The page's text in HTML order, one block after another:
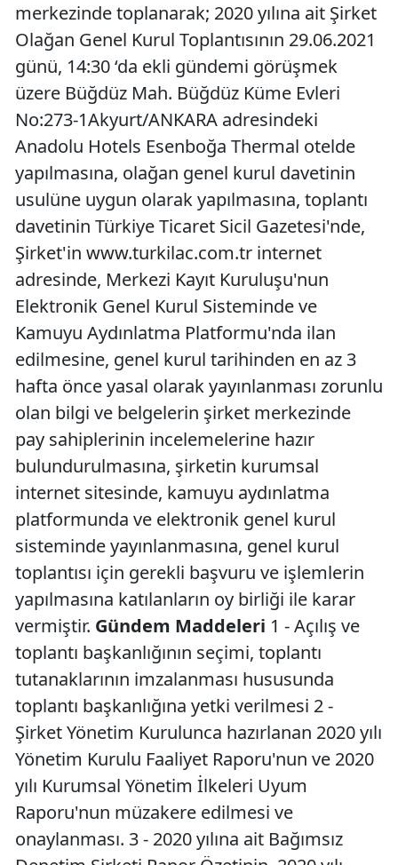
merkezinde toplanarak; 2020 yılına ait Şirket
Olağan Genel Kurul Toplantısının 29.06.2021
günü, 14:30 ‘da ekli gündemi görüşmek
üzere Büğdüz Mah. Büğdüz Küme Evleri
No:273-1Akyurt/ANKARA adresindeki
Anadolu Hotels Esenboğa Thermal otelde
yapılmasına, olağan genel kurul davetinin
usulüne uygun olarak yapılmasına, toplantı
davetinin Türkiye Ticaret Sicil Gazetesi'nde,
Şirket'in www.turkilac.com.tr internet
adresinde, Merkezi Kayıt Kuruluşu'nun
Elektronik Genel Kurul Sisteminde ve
Kamuyu Aydınlatma Platformu'nda ilan
edilmesine, genel kurul tarihinden en az 3
hafta önce yasal olarak yayınlanması zorunlu
olan bilgi ve belgelerin şirket merkezinde
pay sahiplerinin incelemelerine hazır
bulundurulmasına, şirketin kurumsal
internet sitesinde, kamuyu aydınlatma
platformunda ve elektronik genel kurul
sisteminde yayınlanmasına, genel kurul
toplantısı için gerekli başvuru ve işlemlerin
yapılmasına katılanların oy birliği ile karar
vermiştir. Gündem Maddeleri 1 - Açılış ve
toplantı başkanlığının seçimi, toplantı
tutanaklarının imzalanması hususunda
toplantı başkanlığına yetki verilmesi 2 -
Şirket Yönetim Kurulunca hazırlanan 2020 yılı
Yönetim Kurulu Faaliyet Raporu'nun ve 2020
yılı Kurumsal Yönetim İlkeleri Uyum
Raporu'nun müzakere edilmesi ve
onaylanması. 3 - 2020 yılına ait Bağımsız